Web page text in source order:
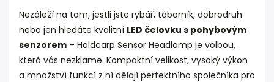
Nezáleží na tom, jestli jste rybář, táborník, dobrodruh
nebo jen hledáte kvalitní LED čelovku s pohybovým
senzorem – Holdcarp Sensor Headlamp je volbou,
která vás nezklame. Kompaktní velikost, vysoký výkon
a množství funkcí z ní dělají perfektního společníka pro